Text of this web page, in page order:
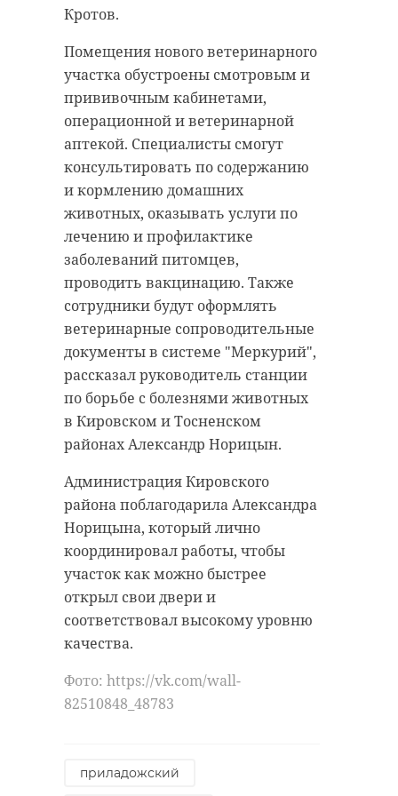
Кротов.
Помещения нового ветеринарного
участка обустроены смотровым и
прививочным кабинетами,
операционной и ветеринарной
аптекой. Специалисты смогут
консультировать по содержанию
и кормлению домашних
животных, оказывать услуги по
лечению и профилактике
заболеваний питомцев,
проводить вакцинацию. Также
сотрудники будут оформлять
ветеринарные сопроводительные
документы в системе "Меркурий",
рассказал руководитель станции
по борьбе с болезнями животных
в Кировском и Тосненском
районах Александр Норицын.
Администрация Кировского
района поблагодарила Александра
Норицына, который лично
координировал работы, чтобы
участок как можно быстрее
открыл свои двери и
соответствовал высокому уровню
качества.
Фото: https://vk.com/wall-
82510848_48783
приладожский
«съедаются» засветкой. «С каждым
днем условно темного неба
становится все меньше, а через
несколько дней его не останется
вовсе», - рассказал фотограф
@hcdhcd1 в telegram-канале
«GoAurora».
Фото: https://t.me/AuroraSaintP/8375
Российская сторона при этом
работает в штатном режиме,
очередей перед пунктом пропуска
с российской стороны нет.
Очередь на въезд в Россию
образовалась со стороны Эстонии.
По словам очевидцев, пеший
переход из Нарвы в Ивангород
занимает около 15–20 минут, а при
прибытии автобусов с туристами
— до 40 минут.
По состоянию на утро пятницу, 8
мая, очередь со стороны Нарвы
сохранялась, отмечаютРИА
Новости на основе общедоступной
трансляции с внешней камеры
наблюдения на КПП.
расположен на границе
Ленинградской области и
эстонского города Нарва. В
преддверии Дня Победы в самом
Ивангороде уже не осталось
свободных мест в гостиницах.
В субботу, 9 мая, в городе
"Берега Победы" у стен
Ивангородской крепости на берегу
границы — как в России, так и в